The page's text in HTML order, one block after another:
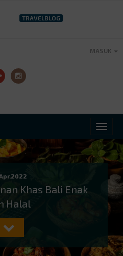
TRAVELBLOG
MASUK
Khas Bali Enak
Halal